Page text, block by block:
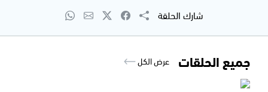
شارك الحلقة
جميع الحلقات عرض الكل